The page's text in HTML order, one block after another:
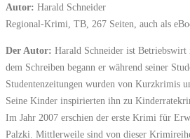
Autor: Harald Schneider
Regional-Krimi, TB, 267 Seiten, auch als
Der Autor: Harald Schneider ist
dem Schreiben begann er während seiner
Studentenzeitungen wurden von Kurzkrimis
Seine Kinder inspirierten ihn zu
Im Jahr 2007 erschien der erste Krimi für
Palzki. Mittlerweile sind von dieser